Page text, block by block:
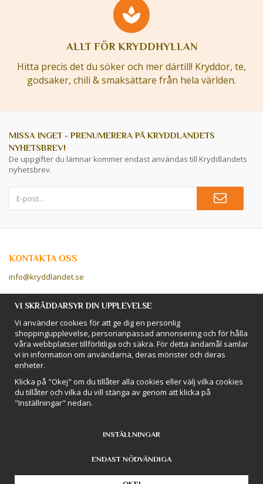
ALLT FÖR KRYDDHYLLAN
Hitta precis det du söker och mer därtill! Kryddor, te,
godsaker, chili & smaksättare från hela världen.
MISSA INGET - PRENUMERERA PÅ KRYDDLANDETS
NYHETSBREV!
De uppgifter du lämnar kommer endast användas till Kryddlandets
nyhetsbrev.
KONTAKTA OSS
info@kryddlandet.se
Följ oss på Facebook!
Följ oss på Instagram!
BETALSÄTT
Hos Kryddlandet handlar du tryggt & säkert - och betalar enkelt med
kort, Klarna eller swish!
VI SKRÄDDARSYR DIN UPPLEVELSE
Vi använder cookies för att ge dig en personlig
shoppingupplevelse, personanpassad annonsering och för hålla
våra webbplatser tillförlitliga och säkra. För detta ändamål samlar
vi in information om användarna, deras mönster och deras
enheter.
Klicka på "Okej" om du tillåter alla cookies eller välj vilka cookies
du tillåter och vilka du vill stänga av genom att klicka på
"Inställningar" nedan.
INSTÄLLNINGAR
ENDAST NÖDVÄNDIGA